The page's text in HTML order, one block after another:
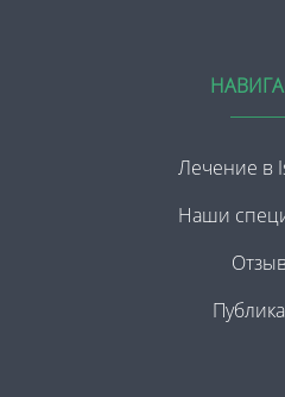
Лечение в
Наши